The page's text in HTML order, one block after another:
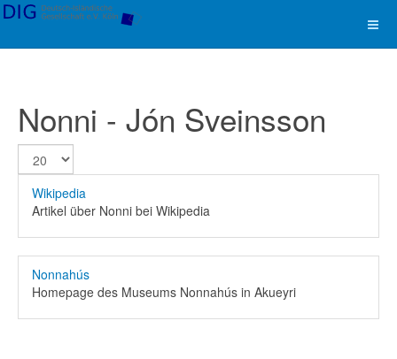
Nonni - Jón Sveinsson
Anzeige #
Wikipedia
Artikel über Nonni bei Wikipedia
Nonnahús
Homepage des Museums Nonnahús in Akueyri